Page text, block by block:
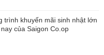
trình khuyến mãi sinh nhật lớn
của Saigon Co.op